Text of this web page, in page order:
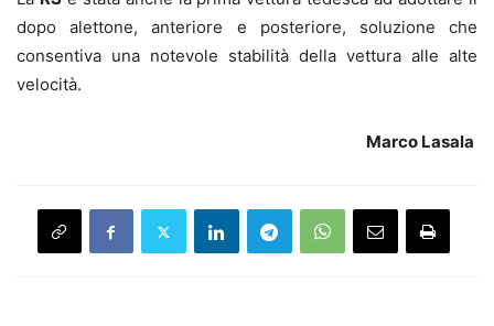
dopo alettone, anteriore e posteriore, soluzione che
consentiva una notevole stabilità della vettura alle alte
velocità.
Marco Lasala